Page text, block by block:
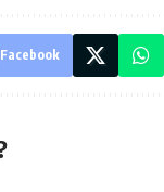
Facebook